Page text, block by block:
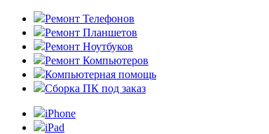
Ремонт Телефонов
Ремонт Планшетов
Ремонт Ноутбуков
Ремонт Компьютеров
Компьютерная помощь
Сборка ПК под заказ
iPhone
iPad